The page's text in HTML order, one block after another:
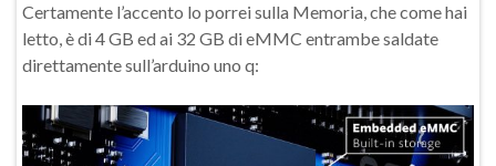
Certamente l’accento lo porrei sulla Memoria, che come hai
letto, è di 4 GB ed ai 32 GB di eMMC entrambe saldate
direttamente sull’arduino uno q: